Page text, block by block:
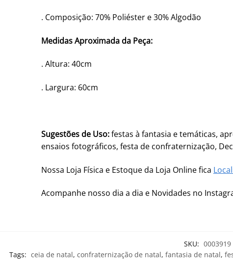
. Composição: 70% Poliéster e 30% Algodão
Medidas Aproximada da Peça:
. Altura: 40cm
. Largura: 60cm
Sugestões de Uso:festas à fantasia e temáticas,
ensaios fotográficos, festa de confraternização,
Nossa Loja Física e Estoque da Loja Online fica
Acompanhe nosso dia a dia e Novidades no
SKU: 0003919
Tags: ceia de natal, confraternização de natal, fantasia de natal,